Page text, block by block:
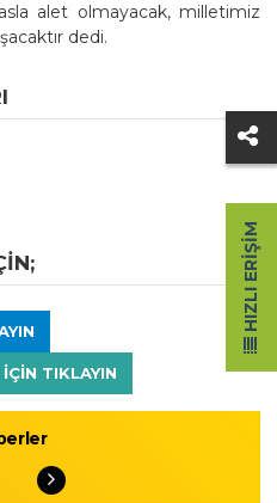
alet olmayacak, milletimiz
dedi.
TIKLAYIN
HIZLI ERIŞIM